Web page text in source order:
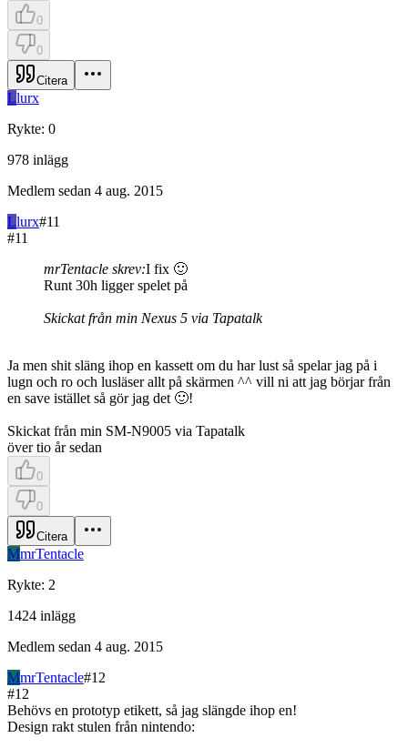
0
0
Citera
Llurx
Rykte: 0
978 inlägg
Medlem sedan 4 aug. 2015
Llurx#11
#11
mrTentacle skrev:I fix 🙂
Runt 30h ligger spelet på
Skickat från min Nexus 5 via Tapatalk
Ja men shit släng ihop en kassett om du har lust så spelar jag på i
lugn och ro och lusläser allt på skärmen ^^ vill ni att jag börjar från
en save istället så gör jag det 🙂!
Skickat från min SM-N9005 via Tapatalk
över tio år sedan
0
0
Citera
MmrTentacle
Rykte: 2
1424 inlägg
Medlem sedan 4 aug. 2015
MmrTentacle#12
#12
Behövs en prototyp etikett, så jag slängde ihop en!
Design rakt stulen från nintendo: